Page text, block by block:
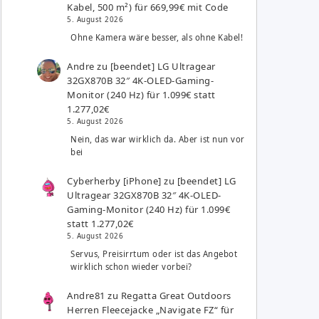
Kabel, 500 m²) für 669,99€ mit Code
5. August 2026
Ohne Kamera wäre besser, als ohne Kabel!
Andre zu [beendet] LG Ultragear
32GX870B 32″ 4K-OLED-Gaming-
Monitor (240 Hz) für 1.099€ statt
1.277,02€
5. August 2026
Nein, das war wirklich da. Aber ist nun vor
bei
Cyberherby [iPhone] zu [beendet] LG
Ultragear 32GX870B 32″ 4K-OLED-
Gaming-Monitor (240 Hz) für 1.099€
statt 1.277,02€
5. August 2026
Servus, Preisirrtum oder ist das Angebot
wirklich schon wieder vorbei?
Andre81 zu Regatta Great Outdoors
Herren Fleecejacke „Navigate FZ“ für